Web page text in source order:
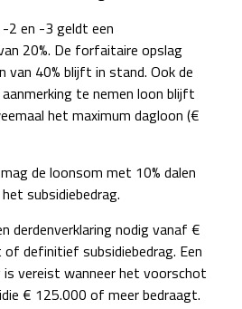
2 en -3 geldt een
20%. De forfaitaire opslag
van 40% blijft in stand. Ook de
te nemen loon blijft
het maximum dagloon (€
de loonsom met 10% dalen
subsidiebedrag.
derdenverklaring nodig vanaf €
definitief subsidiebedrag. Een
vereist wanneer het voorschot
€ 125.000 of meer bedraagt.